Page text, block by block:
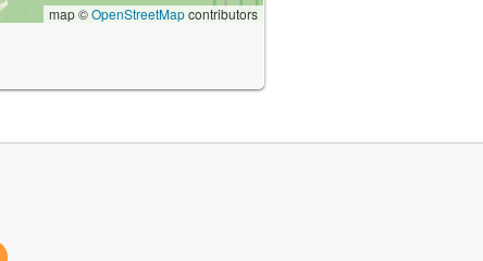
map ©OpenStreetMapcontributors